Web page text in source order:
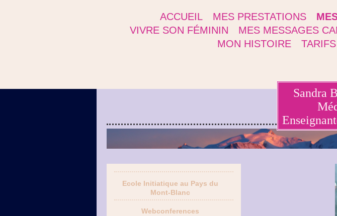
ACCUEIL MES PRESTATIONS
VIVRE SON FÉMININ
MES MESSAGES
MON HISTOIRE
TARIFS
Sandra
Ecole Initiatique au Pays du
Mont-Blanc
Webconferences